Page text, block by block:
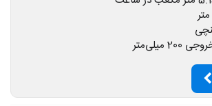
میلی‌متر